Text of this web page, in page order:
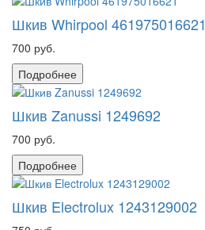
Шкив Whirpool 461975016621
700 руб.
Подробнее
Шкив Zanussi 1249692
700 руб.
Подробнее
Шкив Electrolux 1243129002